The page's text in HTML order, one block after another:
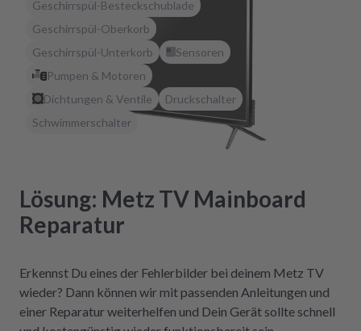
Geschirrspül-Besteckschublade
Geschirrspül-Oberkorb
Geschirrspül-Unterkorb
Sensoren
Pumpen & Motoren
Dichtungen & Ventile
Druckschalter
Schwimmerschalter
Lösung: Metz TV Mainboard
Reparatur
Erkennst Du eines der Fehlerbilder bei deinem Metz TV
wieder? Dann können wir mit passenden Anleitungen und
einer Reparatur weiterhelfen und Dein Gerät sollte schnell